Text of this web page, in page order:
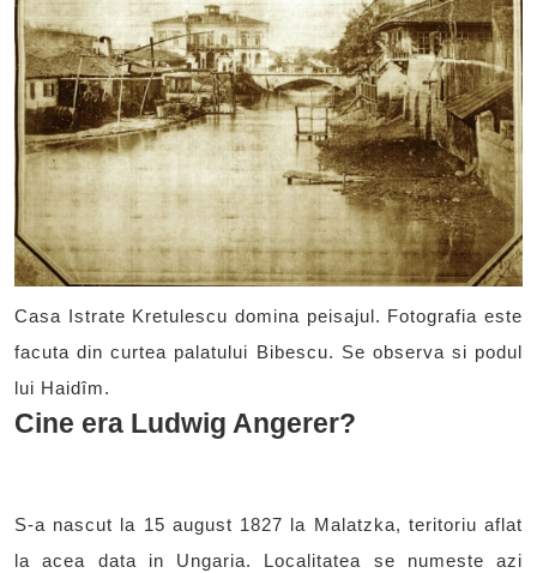
Casa Istrate Kretulescu domina peisajul. Fotografia este
facuta din curtea palatului Bibescu. Se observa si podul
lui Haidîm.
Cine era Ludwig Angerer?
S-a nascut la 15 august 1827 la Malatzka, teritoriu aflat
la acea data in Ungaria. Localitatea se numeste azi